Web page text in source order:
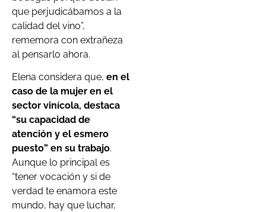
que perjudicábamos a la
calidad del vino”,
rememora con extrañeza
al pensarlo ahora.
Elena considera que, en el
caso de la mujer en el
sector vinícola, destaca
“su capacidad de
atención y el esmero
puesto” en su trabajo.
Aunque lo principal es
“tener vocación y si de
verdad te enamora este
mundo, hay que luchar,